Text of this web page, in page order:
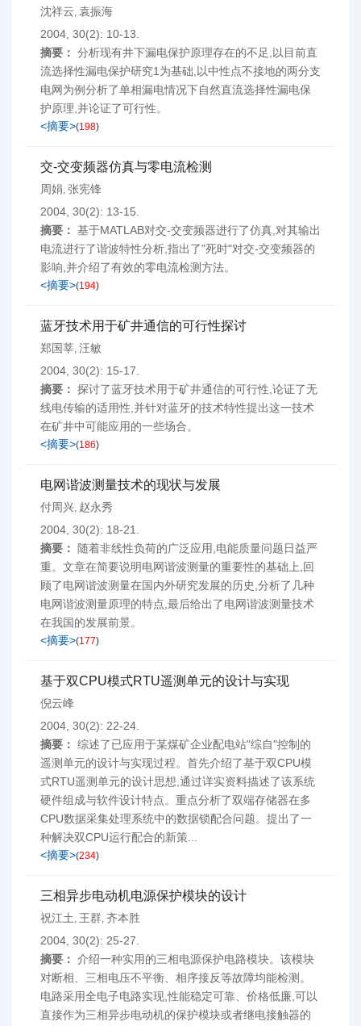
沈祥云, 袁振海
2004, 30(2): 10-13.
摘要： 分析现有井下漏电保护原理存在的不足,以目前直
流选择性漏电保护研究1为基础,以中性点不接地的两分支
电网为例分析了单相漏电情况下自然直流选择性漏电保
护原理,并论证了可行性。
<摘要>(198)
交-交变频器仿真与零电流检测
周娟, 张宪锋
2004, 30(2): 13-15.
摘要： 基于MATLAB对交-交变频器进行了仿真,对其输出
电流进行了谐波特性分析,指出了"死时"对交-交变频器的
影响,并介绍了有效的零电流检测方法。
<摘要>(194)
蓝牙技术用于矿井通信的可行性探讨
郑国莘, 汪敏
2004, 30(2): 15-17.
摘要： 探讨了蓝牙技术用于矿井通信的可行性,论证了无
线电传输的适用性,并针对蓝牙的技术特性提出这一技术
在矿井中可能应用的一些场合。
<摘要>(186)
电网谐波测量技术的现状与发展
付周兴, 赵永秀
2004, 30(2): 18-21.
摘要：
随着非线性负荷的广泛应用,电能质量问题日益严
重。文章在简要说明电网谐波测量的重要性的基础上,回
顾了电网谐波测量在国内外研究发展的历史,分析了几种
电网谐波测量原理的特点,最后给出了电网谐波测量技术
在我国的发展前景。
<摘要>(177)
基于双CPU模式RTU遥测单元的设计与实现
倪云峰
2004, 30(2): 22-24.
摘要： 综述了已应用于某煤矿企业配电站"综自"控制的
遥测单元的设计与实现过程。首先介绍了基于双CPU模
式RTU遥测单元的设计思想,通过详实资料描述了该系统
硬件组成与软件设计特点。重点分析了双端存储器在多
CPU数据采集处理系统中的数据锁配合问题。提出了一
种解决双CPU运行配合的新策...
<摘要>(234)
三相异步电动机电源保护模块的设计
祝江土, 王群, 齐本胜
2004, 30(2): 25-27.
摘要： 介绍一种实用的三相电源保护电路模块。该模块
对断相、三相电压不平衡、相序接反等故障均能检测。
电路采用全电子电路实现,性能稳定可靠、价格低廉,可以
直接作为三相异步电动机的保护模块或者继电接触器的